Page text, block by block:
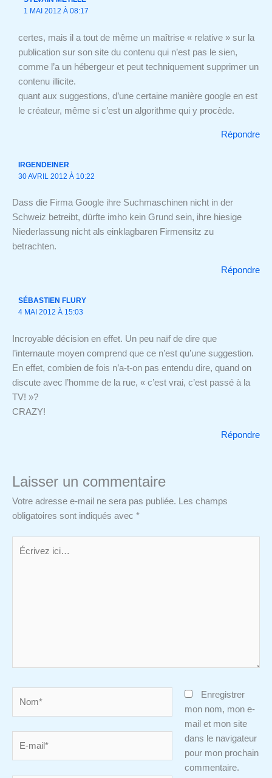
1 MAI 2012 À 08:17
certes, mais il a tout de même un maîtrise « relative » sur la
publication sur son site du contenu qui n’est pas le sien,
comme l’a un hébergeur et peut techniquement supprimer un
contenu illicite.
quant aux suggestions, d’une certaine manière google en est
le créateur, même si c’est un algorithme qui y procède.
Répondre
IRGENDEINER
30 AVRIL 2012 À 10:22
Dass die Firma Google ihre Suchmaschinen nicht in der
Schweiz betreibt, dürfte imho kein Grund sein, ihre hiesige
Niederlassung nicht als einklagbaren Firmensitz zu
betrachten.
Répondre
SÉBASTIEN FLURY
4 MAI 2012 À 15:03
Incroyable décision en effet. Un peu naïf de dire que
l’internaute moyen comprend que ce n’est qu’une suggestion.
En effet, combien de fois n’a-t-on pas entendu dire, quand on
discute avec l’homme de la rue, « c’est vrai, c’est passé à la
TV! »?
CRAZY!
Répondre
Laisser un commentaire
Votre adresse e-mail ne sera pas publiée.
Les champs
obligatoires sont indiqués avec *
Enregistrer
mon nom, mon e-
mail et mon site
dans le navigateur
pour mon prochain
commentaire.